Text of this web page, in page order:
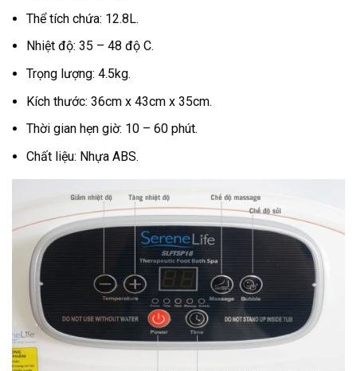
Thể tích chứa: 12.8L.
Nhiệt độ: 35 – 48 độ C.
Trọng lượng: 4.5kg.
Kích thước: 36cm x 43cm x 35cm.
Thời gian hẹn giờ: 10 – 60 phút.
Chất liệu: Nhựa ABS.